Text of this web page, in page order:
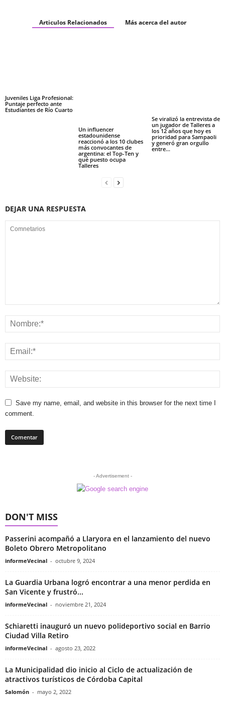
Articulos Relacionados Más acerca del autor
Juveniles Liga Profesional:
Puntaje perfecto ante
Estudiantes de Río Cuarto
Un influencer
estadounidense
reaccionó a los 10 clubes
más convocantes de
argentina: el Top-Ten y
qué puesto ocupa
Talleres
Se viralizó la entrevista de
un jugador de Talleres a
los 12 años que hoy es
prioridad para Sampaoli
y generó gran orgullo
entre...
DEJAR UNA RESPUESTA
Save my name, email, and website in this browser for the next time I
comment.
- Advertisement -
DON'T MISS
Passerini acompañó a Llaryora en el lanzamiento del nuevo
Boleto Obrero Metropolitano
informeVecinal - octubre 9, 2024
La Guardia Urbana logró encontrar a una menor perdida en
San Vicente y frustró...
informeVecinal - noviembre 21, 2024
Schiaretti inauguró un nuevo polideportivo social en Barrio
Ciudad Villa Retiro
informeVecinal - agosto 23, 2022
La Municipalidad dio inicio al Ciclo de actualización de
atractivos turísticos de Córdoba Capital
Salomón - mayo 2, 2022